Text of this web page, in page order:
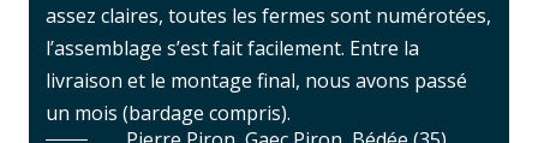
assez claires, toutes les fermes sont numérotées,
l’assemblage s’est fait facilement. Entre la
livraison et le montage final, nous avons passé
un mois (bardage compris).